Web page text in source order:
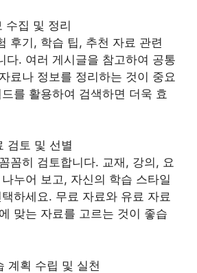
수집 및 정리
후기, 학습 팁, 추천 자료 관련
다. 여러 게시글을 참고하여 공통
료나 정보를 정리하는 것이 중요
를 활용하여 검색하면 더욱 효
검토 및 선별
꼼히 검토합니다. 교재, 강의, 요
누어 보고, 자신의 학습 스타일
하세요. 무료 자료와 유료 자료
맞는 자료를 고르는 것이 좋습
계획 수립 및 실천